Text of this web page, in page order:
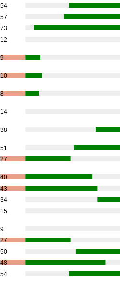
54
57
73
12
9
10
8
14
38
51
27
40
43
34
15
9
27
50
48
54